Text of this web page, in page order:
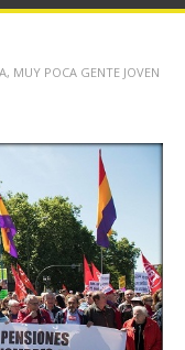
MUY POCA GENTE JOVEN